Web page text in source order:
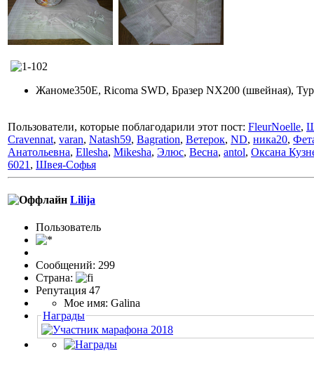
Жаноме350Е, Ricoma SWD, Бразер NX200 (швейная),
Пользователи, которые поблагодарили этот пост: FleurNoelle,
Cravennat, varan, Natash59, Bagration, Ветерок, ND, ника20,
Анатольевна, Ellesha, Mikesha, Элюс, Весна, antol, Оксана
6021, Швея-Софья
Lilija
Пользовaтeль
Сообщений: 299
Страна:
Репутация 47
Мое имя: Galina
Награды